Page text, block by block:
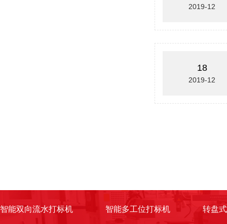
2019-12
18
2019-12
智能双向流水打标机 智能多工位打标机 转盘